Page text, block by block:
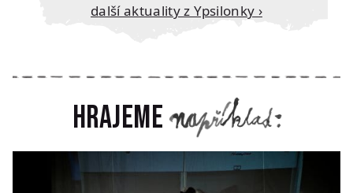
Další aktuality z Ypsilonky ›
Hrajeme